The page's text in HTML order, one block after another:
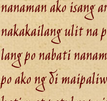
nanaman ako isang
nakakailang ulit na
lang po nabati
po ako ng di